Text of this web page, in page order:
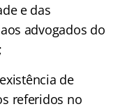
e das
advogados do
de
referidos no